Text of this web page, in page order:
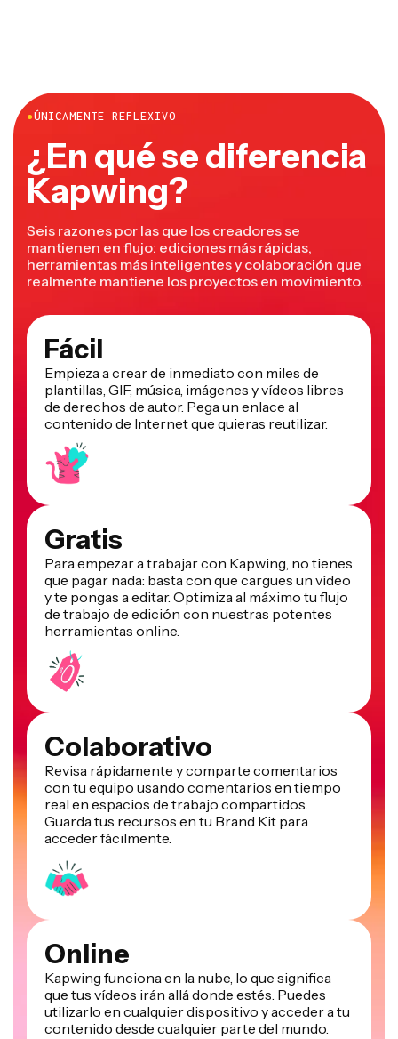
●ÚNICAMENTE REFLEXIVO
¿En qué se diferencia
Kapwing?
Seis razones por las que los creadores se
mantienen en flujo: ediciones más rápidas,
herramientas más inteligentes y colaboración que
realmente mantiene los proyectos en movimiento.
Fácil
Empieza a crear de inmediato con miles de
plantillas, GIF, música, imágenes y vídeos libres
de derechos de autor. Pega un enlace al
contenido de Internet que quieras reutilizar.
Gratis
Para empezar a trabajar con Kapwing, no tienes
que pagar nada: basta con que cargues un vídeo
y te pongas a editar. Optimiza al máximo tu flujo
de trabajo de edición con nuestras potentes
herramientas online.
Colaborativo
Revisa rápidamente y comparte comentarios
con tu equipo usando comentarios en tiempo
real en espacios de trabajo compartidos.
Guarda tus recursos en tu Brand Kit para
acceder fácilmente.
Online
Kapwing funciona en la nube, lo que significa
que tus vídeos irán allá donde estés. Puedes
utilizarlo en cualquier dispositivo y acceder a tu
contenido desde cualquier parte del mundo.